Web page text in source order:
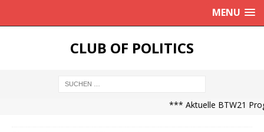
MENU
CLUB OF POLITICS
*** Aktuelle BTW21